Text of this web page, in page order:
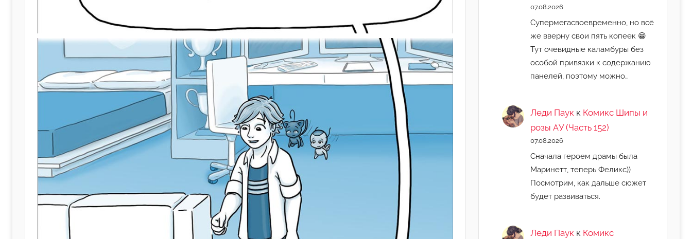
07.08.2026
Супермегасвоевременно, но всё
же вверну свои пять копеек 😁
Тут очевидные каламбуры без
особой привязки к содержанию
панелей, поэтому можно…
Леди Паук к Комикс Шипы и
розы АУ (Часть 152)
07.08.2026
Сначала героем драмы была
Маринетт, теперь Феликс))
Посмотрим, как дальше сюжет
будет развиваться.
Леди Паук к Комикс